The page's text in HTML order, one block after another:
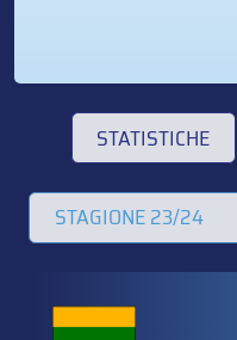
STATISTICHE